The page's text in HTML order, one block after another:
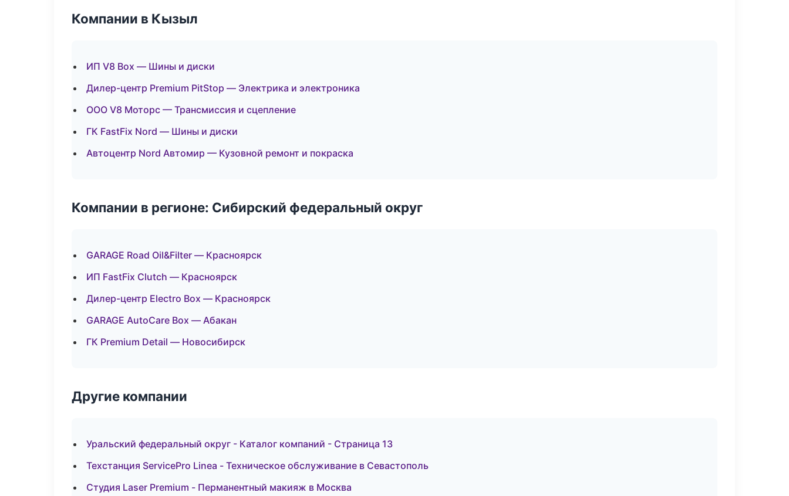
Компании в Кызыл
ИП V8 Box — Шины и диски
Дилер-центр Premium PitStop — Электрика и электроника
ООО V8 Моторс — Трансмиссия и сцепление
ГК FastFix Nord — Шины и диски
Автоцентр Nord Автомир — Кузовной ремонт и покраска
Компании в регионе: Сибирский федеральный округ
GARAGE Road Oil&Filter — Красноярск
ИП FastFix Clutch — Красноярск
Дилер-центр Electro Box — Красноярск
GARAGE AutoCare Box — Абакан
ГК Premium Detail — Новосибирск
Другие компании
Уральский федеральный округ - Каталог компаний - Страница 13
Техстанция ServicePro Linea - Техническое обслуживание в Севастополь
Студия Laser Premium - Перманентный макияж в Москва